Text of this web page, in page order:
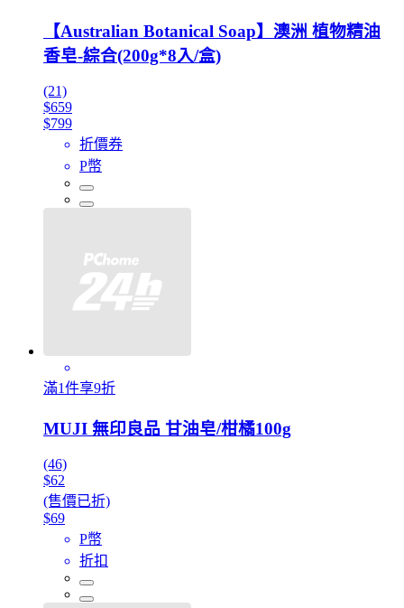
【Australian Botanical Soap】澳洲 植物精油
香皂-綜合(200g*8入/盒)
(21)
$659
$799
折價券
P幣
滿1件享9折
MUJI 無印良品 甘油皂/柑橘100g
(46)
$62
(售價已折)
$69
P幣
折扣